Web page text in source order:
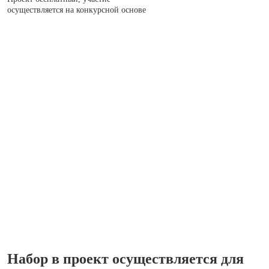
осуществляется на конкурсной основе
Набор в проект осуществляется для